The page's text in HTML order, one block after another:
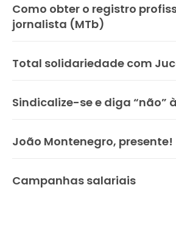
Como obter o registro
jornalista (MTb)
Total solidariedade com
Sindicalize-se e diga “não”
João Montenegro, presente!
Campanhas salariais